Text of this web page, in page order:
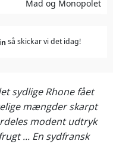
Mad og Monopolet
så skickar vi det idag!
sydlige Rhone fået
mængder skarpt
modent udtryk
... En sydfransk